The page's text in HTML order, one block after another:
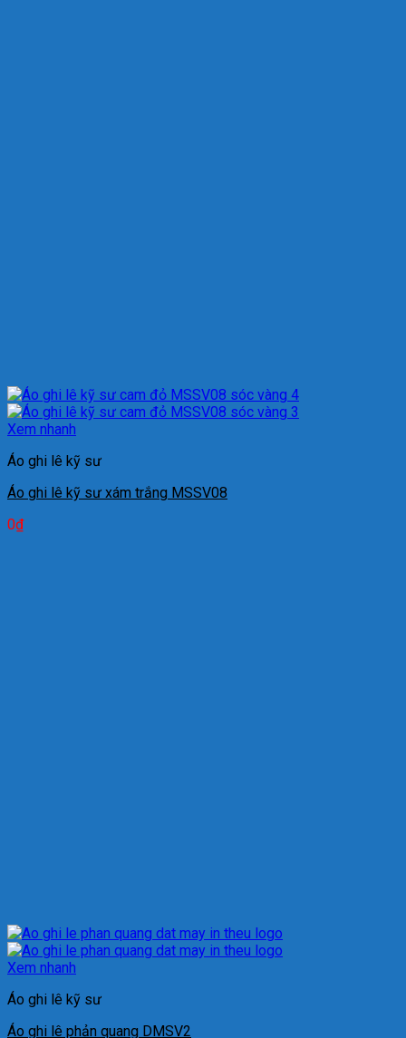
Xem nhanh
Áo ghi lê kỹ sư
Áo ghi lê kỹ sư xám trắng MSSV08
0₫
Xem nhanh
Áo ghi lê kỹ sư
Áo ghi lê phản quang DMSV2